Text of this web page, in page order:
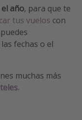
año, para que te
tus vuelos con
fechas o el
muchas más